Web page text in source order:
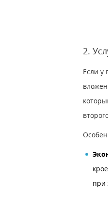
2.
Если у
при